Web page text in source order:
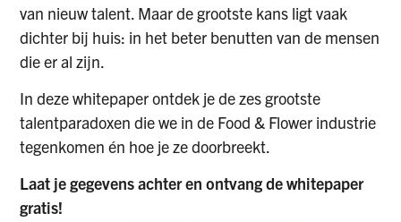
van nieuw talent. Maar de grootste kans ligt vaak
dichter bij huis: in het beter benutten van de mensen
die er al zijn.
In deze whitepaper ontdek je de zes grootste
talentparadoxen die we in de Food & Flower industrie
tegenkomen én hoe je ze doorbreekt.
Laat je gegevens achter en ontvang de whitepaper
gratis!